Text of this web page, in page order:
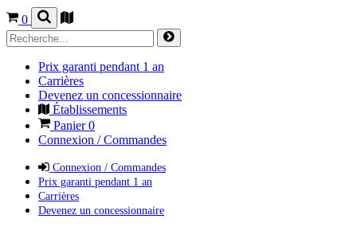
0
Prix garanti pendant 1 an
Carrières
Devenez un concessionnaire
Établissements
Panier0
Connexion / Commandes
Connexion / Commandes
Prix garanti pendant 1 an
Carrières
Devenez un concessionnaire